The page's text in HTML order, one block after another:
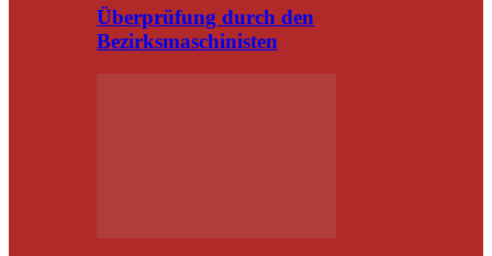
Überprüfung durch den
Bezirksmaschinisten